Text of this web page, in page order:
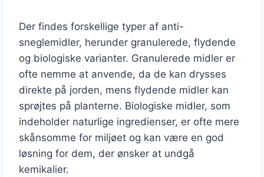
Der findes forskellige typer af anti-
sneglemidler, herunder granulerede, flydende
og biologiske varianter. Granulerede midler er
ofte nemme at anvende, da de kan drysses
direkte på jorden, mens flydende midler kan
sprøjtes på planterne. Biologiske midler, som
indeholder naturlige ingredienser, er ofte mere
skånsomme for miljøet og kan være en god
løsning for dem, der ønsker at undgå
kemikalier.